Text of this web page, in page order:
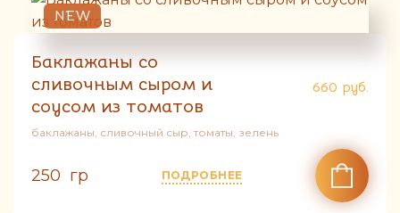
NEW
Баклажаны со
сливочным сыром и
соусом из томатов
660 руб.
баклажаны, сливочный сыр, томаты, зелень
250 гр ПОДРОБНЕЕ